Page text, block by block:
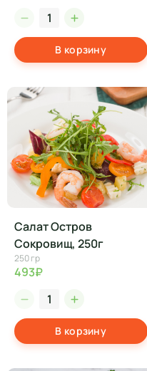
В корзину
Салат Остров
Сокровищ, 250г
250 гр
493₽
В корзину